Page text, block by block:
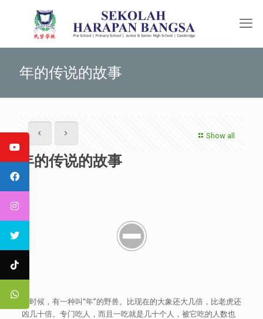
年的传说的故事
Show all
年的传说的故事
古时候，有一种叫“年”的野兽。比现在的大象还大几倍，比老虎还
凶几十倍。专门吃人，而且一吃就是几十个人，被它吃的人数也